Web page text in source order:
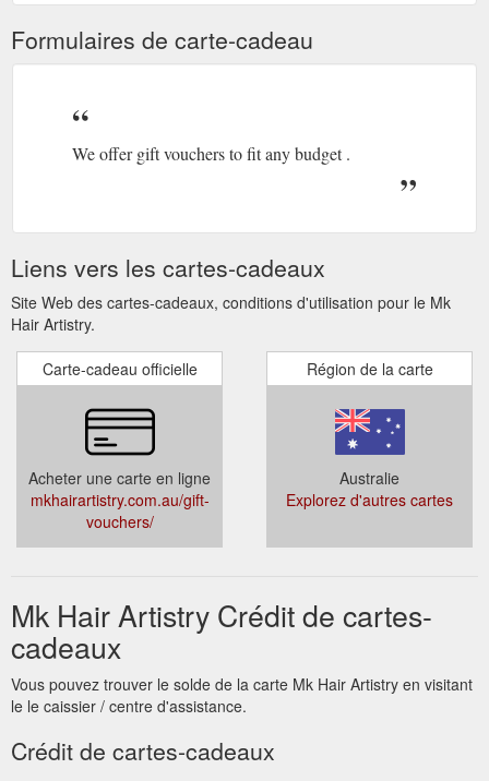
Formulaires de carte-cadeau
We offer gift vouchers to fit any budget .
Liens vers les cartes-cadeaux
Site Web des cartes-cadeaux, conditions d'utilisation pour le Mk
Hair Artistry.
Carte-cadeau officielle
Acheter une carte en ligne
mkhairartistry.com.au/gift-
vouchers/
Région de la carte
Australie
Explorez d'autres cartes
Mk Hair Artistry Crédit de cartes-
cadeaux
Vous pouvez trouver le solde de la carte Mk Hair Artistry en visitant
le le caissier / centre d'assistance.
Crédit de cartes-cadeaux